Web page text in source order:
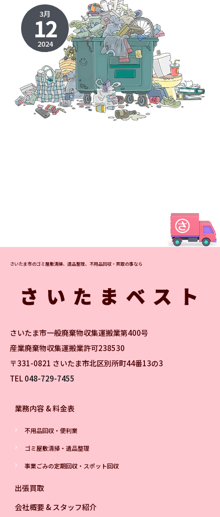
3月
12
2024
2024年4
月11日
さいたま市のゴミ屋敷清掃、遺品整理、不用品回収・買取の事なら
さいたま市一般廃棄物収集運搬業第400号
産業廃棄物収集運搬業許可238530
〒331-0821 さいたま市北区別所町44番13の3
TEL048-729-7455
業務内容 & 料金表
不用品回収・便利業
ゴミ屋敷清掃・遺品整理
事業ごみの定期回収・スポット回収
出張買取
会社概要 & スタッフ紹介